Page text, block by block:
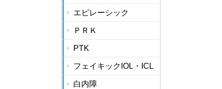
エピレーシック
ＰＲＫ
PTK
フェイキックIOL・ICL
白内障